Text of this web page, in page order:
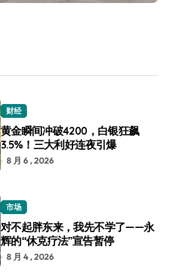
财经
黄金瞬间冲破4200，白银狂飙
3.5%！三大利好连夜引爆
8 月 6 , 2026
市场
对不起胖东来，我先不学了——永
辉的“休克疗法”宣告暂停
8 月 4 , 2026